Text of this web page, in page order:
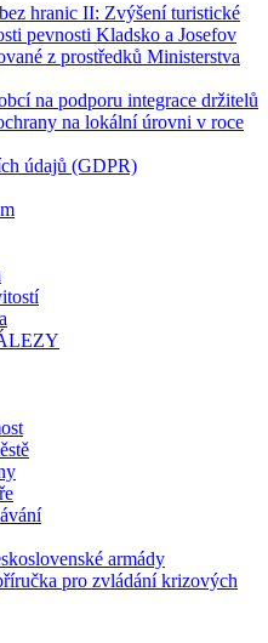
hranic II: Zvýšení turistické
pevnosti Kladsko a Josefov
z prostředků Ministerstva
na podporu integrace držitelů
na lokální úrovni v roce
údajů (GDPR)
armády
pro zvládání krizových